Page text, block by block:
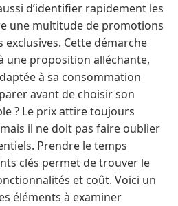
d’identifier rapidement les
une multitude de promotions
exclusives. Cette démarche
une proposition alléchante,
à sa consommation
avant de choisir son
? Le prix attire toujours
il ne doit pas faire oublier
Prendre le temps
clés permet de trouver le
et coût. Voici un
éléments à examiner